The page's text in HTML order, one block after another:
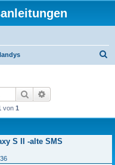
Suche
von 1
S II -alte SMS